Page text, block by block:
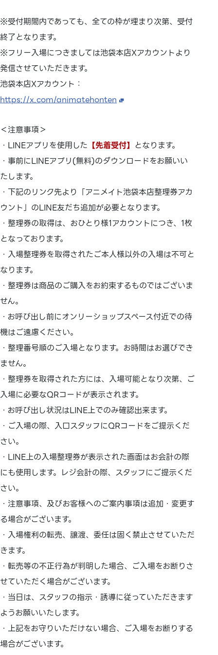
※受付期間内であっても、全ての枠が埋まり次第、受付
終了となります。
※フリー入場につきましては池袋本店Xアカウントより
発信させていただきます。
池袋本店Xアカウント：
https://x.com/animatehonten
＜注意事項＞
・LINEアプリを使用した 【先着受付】 となります。
・事前にLINEアプリ(無料)のダウンロードをお願いい
たします。
・下記のリンク先より「アニメイト池袋本店整理券アカ
ウント」のLINE友だち追加が必要となります。
・整理券の取得は、おひとり様1アカウントにつき、1枚
となっております。
・入場整理券を取得されたご本人様以外の入場は不可と
なります。
・整理券は商品のご購入をお約束するものではございま
せん。
・お呼び出し前にオンリーショップスペース付近での待
機はご遠慮ください。
・整理番号順のご入場となります。お時間はお選びでき
ません。
・整理券を取得された方には、入場可能となり次第、ご
入場に必要なQRコードが表示されます。
・お呼び出し状況はLINE上でのみ確認出来ます。
・ご入場の際、入口スタッフにQRコードをご提示くだ
さい。
・LINE上の入場整理券が表示された画面はお会計の際
にも使用します。レジ会計の際、スタッフにご提示くだ
さい。
・注意事項、及びお客様へのご案内事項は追加・変更す
る場合がございます。
・入場権利の転売、譲渡、委任は固く禁止させていただ
きます。
・転売等の不正行為が判明した場合、ご入場をお断りさ
せていただく場合がございます。
・当日は、スタッフの指示・誘導に従っていただきます
ようお願いいたします。
・上記をお守りいただけない場合、ご入場をお断りする
場合がございます。